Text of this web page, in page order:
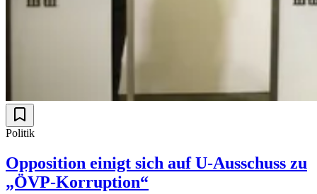
Politik
Opposition einigt sich auf U-Ausschuss zu
„ÖVP-Korruption“